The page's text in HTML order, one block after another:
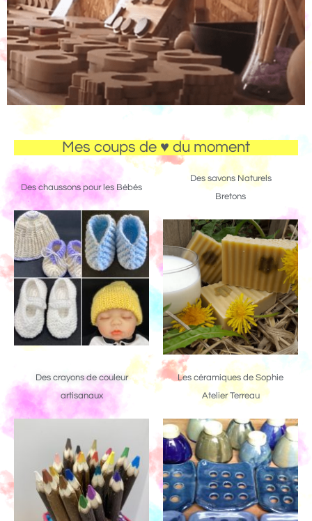
Mes coups de ♥ du moment
Des chaussons pour les Bébés
Des savons Naturels
Bretons
Des crayons de couleur
artisanaux
Les céramiques de Sophie
Atelier Terreau